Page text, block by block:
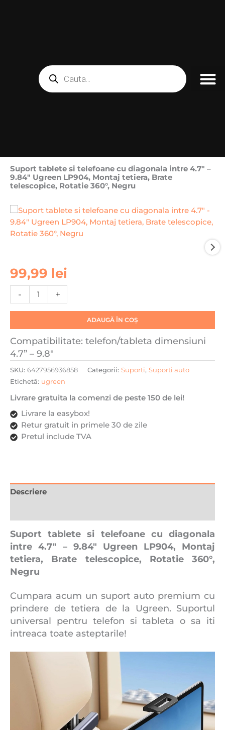
Products
search
Suport tablete si telefoane cu diagonala intre 4.7″ –
9.84″ Ugreen LP904, Montaj tetiera, Brate
telescopice, Rotatie 360°, Negru
99,99 lei
-
Cantitate
Suport
si
telefoane
diagonala
intre
4.7"
-
9.84"
Ugreen
Montaj
tetiera,
Brate
Negru
+
ADAUGĂ ÎN COȘ
Compatibilitate: telefon/tableta dimensiuni
4.7” – 9.8″
SKU: 6427956936858 Categorii: Suporti, Suporti auto
Etichetă: ugreen
Livrare gratuita la comenzi de peste 150 de lei!
Livrare la easybox!
Retur gratuit in primele 30 de zile
Pretul include TVA
Descriere
Suport tablete si telefoane cu diagonala
intre 4.7″ – 9.84″ Ugreen LP904, Montaj
tetiera, Brate telescopice, Rotatie 360°,
Negru
Cumpara acum un suport auto premium cu
prindere de tetiera de la Ugreen. Suportul
universal pentru telefon si tableta o sa iti
intreaca toate asteptarile!